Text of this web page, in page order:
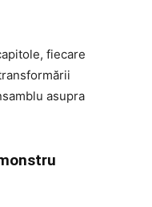
fiecare
asupra